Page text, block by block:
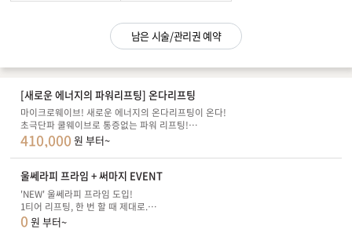
남은 시술/관리권 예약
[새로운 에너지의 파워리프팅] 온다리프팅
마이크로웨이브! 새로운 에너지의 온다리프팅이 온다!
초극단파 쿨웨이브로 통증없는 파워 리프팅!
얼굴과 바디 모든 부위에 최적화된 만능 리프팅!
410,000 원 부터~
울쎄라피 프라임 + 써마지 EVENT
'NEW' 울쎄라피 프라임 도입!
1티어 리프팅, 한 번 할 때 제대로.
1:1 맞춤 커스텀 울쎄라피 프라임 & 써마지
0 원 부터~
기타